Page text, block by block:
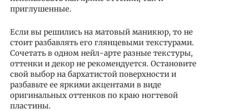
приглушенные.
Если вы решились на матовый маникюр, то не
стоит разбавлять его глянцевыми текстурами.
Сочетать в одном нейл-арте разные текстуры,
оттенки и декор не рекомендуется. Остановите
свой выбор на бархатистой поверхности и
разбавьте ее яркими акцентами в виде
оригинальных оттенков по краю ногтевой
пластины.